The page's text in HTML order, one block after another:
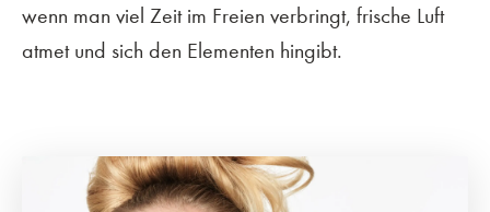
wenn man viel Zeit im Freien verbringt, frische Luft
atmet und sich den Elementen hingibt.